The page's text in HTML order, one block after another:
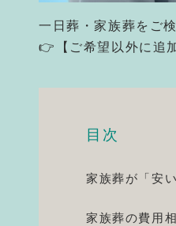
一日葬・家族葬をご
👉【ご希望以外に追
目次
家族葬が「安
家族葬の費用